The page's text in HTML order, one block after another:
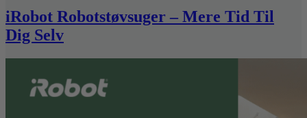
iRobot Robotstøvsuger – Mere Tid Til
Dig Selv